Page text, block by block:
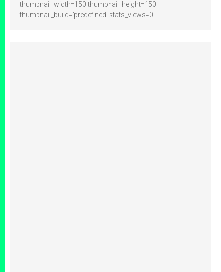
thumbnail_width=150 thumbnail_height=150
thumbnail_build='predefined' stats_views=0]